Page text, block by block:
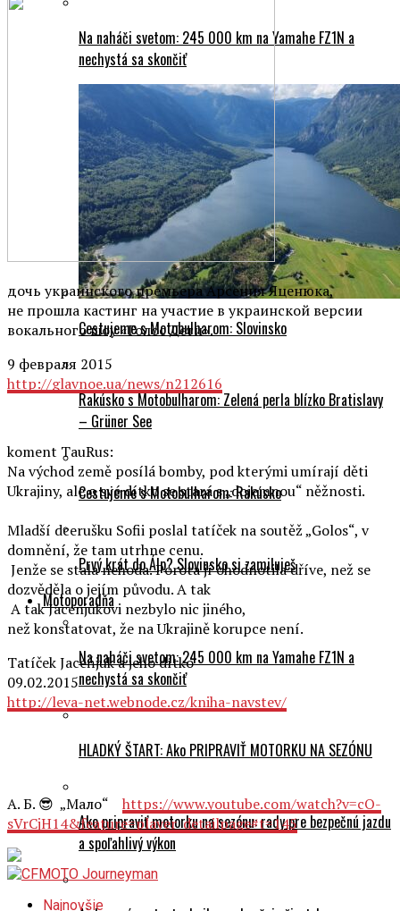
Na naháči svetom: 245 000 km na Yamahe FZ1N a
nechystá sa skončiť
Cestujeme s Motobulharom: Slovinsko
Rakúsko s Motobulharom: Zelená perla blízko Bratislavy
– Grüner See
Cestujeme s Motobulharom: Rakúsko
Prvý krát do Álp? Slovinsko si zamiluješ
Motoporadňa
Na naháči svetom: 245 000 km na Yamahe FZ1N a
nechystá sa skončiť
HLADKÝ ŠTART: Ako PRIPRAVIŤ MOTORKU NA SEZÓNU
Ako pripraviť motorku na sezónu: rady pre bezpečnú jazdu
a spoľahlivý výkon
дочь украинского премьера Арсения Яценюка,
не прошла кастинг на участие в украинской версии
вокального шоу «Голос Дети».
9 февраля 2015
http://glavnoe.ua/news/n212616
koment ТаuRus:
Na východ země posílá bomby, pod kterými umírají děti
Ukrajiny, ale o své dítko se stará s „dojemnou“ něžnosti.
Mladší dcerušku Sofii poslal tatíček na soutěž „Golos“, v
domnění, že tam utrhne cenu.
Jenže se stala nehoda. Porota jí ohodnotila dříve, než se
dozvěděla o jejím původu. A tak
A tak Jacenjukovi nezbylo nic jiného,
než konstatovat, že na Ukrajině korupce není.
Tatíček Jaceňjuk a jeho dítko
09.02.2015
http://leva-net.webnode.cz/kniha-navstev/
А. Б. 😎 „Мало“ https://www.youtube.com/watch?v=cO-
sVrCjH14&feature=player_detailpage#t=145
Najnovšie